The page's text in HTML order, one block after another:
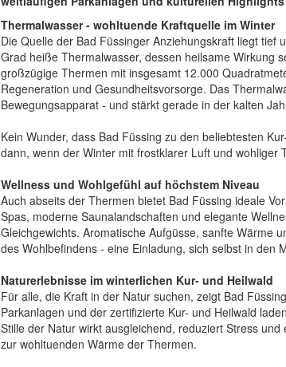
Thermalwasser - wohltuende Kraftquelle im Winter
Die Quelle der Bad Füssinger Anziehungskraft liegt
Grad heiße Thermalwasser, dessen heilsame Wirkung
großzügige Thermen mit insgesamt 12.000
Regeneration und Gesundheitsvorsorge. Das
Bewegungsapparat - und stärkt gerade in der kalten
Kein Wunder, dass Bad Füssing zu den beliebtesten
dann, wenn der Winter mit frostklarer Luft und
Wellness und Wohlgefühl auf höchstem Niveau
Auch abseits der Thermen bietet Bad Füssing ideale
Spas, moderne Saunalandschaften und elegante
Gleichgewichts. Aromatische Aufgüsse, sanfte Wärme
des Wohlbefindens - eine Einladung, sich selbst in den
Naturerlebnisse im winterlichen Kur- und Heilwald
Für alle, die Kraft in der Natur suchen, zeigt Bad
Parkanlagen und der zertifizierte Kur- und Heilwald
Stille der Natur wirkt ausgleichend, reduziert Stress
zur wohltuenden Wärme der Thermen.